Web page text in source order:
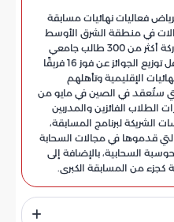
فعاليات نهائيات مسابقة
في منطقة الشرق الأوسط
وآسيا الوسطى 2024-2025 بمشاركة أكثر من 300 طالب جامعي
من 19 دولة. وأعلنت الشركة في حفل توزيع الجوائز عن فوز 16 فريقًا
الإقليمية وتأهلهم
ستُعقد في الصين في مايو من
الطلاب الفائزين والمدربين
لبرنامج المسابقة،
التي قدموها في مجالات السحابة
السحابية، بالإضافة إلى
كجزء من المسابقة الكبرى.